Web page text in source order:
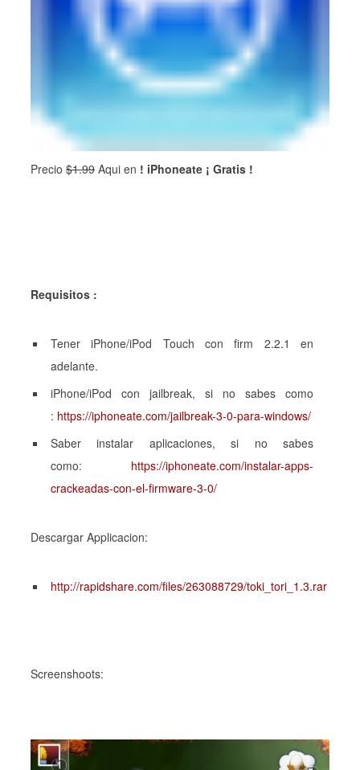
Precio $1.99 Aqui en ! iPhoneate ¡ Gratis !
Requisitos :
Tener iPhone/iPod Touch con firm 2.2.1 en
adelante.
iPhone/iPod con jailbreak, si no sabes como
: https://iphoneate.com/jailbreak-3-0-para-windows/
Saber instalar aplicaciones, si no sabes
como: https://iphoneate.com/instalar-apps-
crackeadas-con-el-firmware-3-0/
Descargar Applicacion:
http://rapidshare.com/files/263088729/toki_tori_1.3.rar
Screenshoots: